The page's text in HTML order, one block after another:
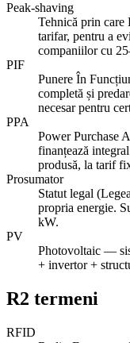
Peak-shaving
Tehnică prin care
tarifar, pentru a
companiilor cu
PIF
Punere În
completă și
necesar pentru
PPA
Power Purchase
finanțează
produsă, la tarif
Prosumator
Statut legal
propria energie.
kW.
PV
Photovoltaic —
+ invertor +
R2 termeni
RFID